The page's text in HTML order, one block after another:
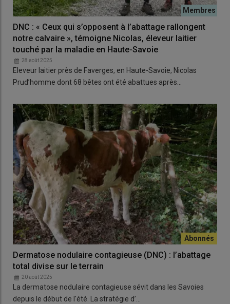
DNC : « Ceux qui s’opposent à l’abattage rallongent
notre calvaire », témoigne Nicolas, éleveur laitier
touché par la maladie en Haute-Savoie
28 août 2025
Eleveur laitier près de Faverges, en Haute-Savoie, Nicolas
Prud’homme dont 68 bêtes ont été abattues après…
Dermatose nodulaire contagieuse (DNC) : l’abattage
total divise sur le terrain
20 août 2025
La dermatose nodulaire contagieuse sévit dans les Savoies
depuis le début de l'été. La stratégie d’…